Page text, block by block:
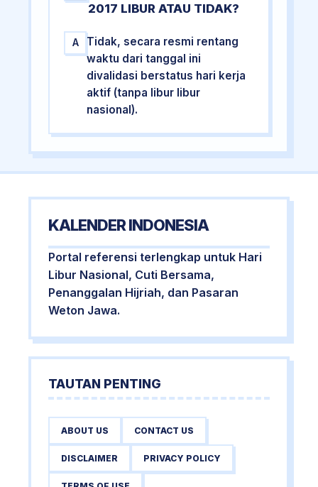
2017 LIBUR ATAU TIDAK?
A
Tidak, secara resmi rentang
waktu dari tanggal ini
divalidasi berstatus hari kerja
aktif (tanpa libur libur
nasional).
KALENDER INDONESIA
Portal referensi terlengkap untuk Hari
Libur Nasional, Cuti Bersama,
Penanggalan Hijriah, dan Pasaran
Weton Jawa.
TAUTAN PENTING
ABOUT US CONTACT US
DISCLAIMER PRIVACY POLICY